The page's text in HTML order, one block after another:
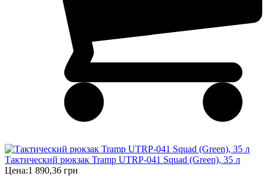
Тактический рюкзак Tramp UTRP-041 Squad (Green), 35 л
Цена:1 890,36 грн